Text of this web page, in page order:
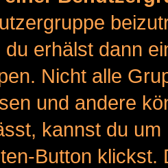
du erhälst dann
Nicht alle
und andere
kannst du
Button